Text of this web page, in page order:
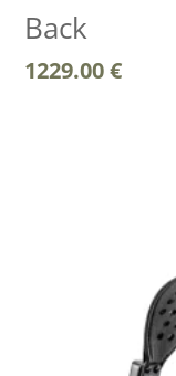
Back
1229.00€